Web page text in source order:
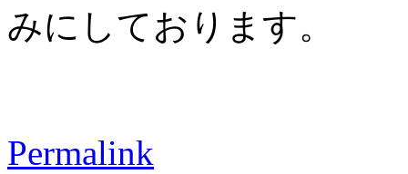
みにしております。
Permalink